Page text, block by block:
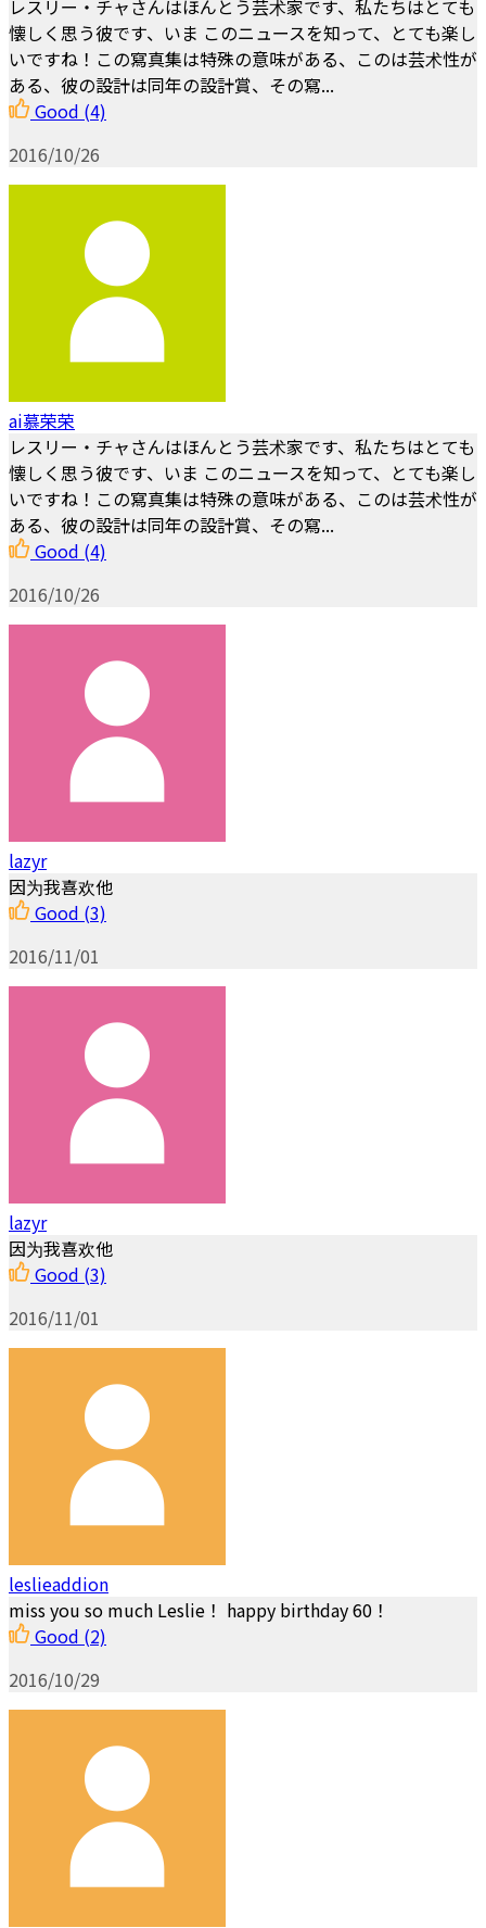
レスリー・チャさんはほんとう芸术家です、私たちはとても
懐しく思う彼です、いま このニュースを知って、とても楽し
いですね！この寫真集は特殊の意味がある、このは芸术性が
ある、彼の設計は同年の設計賞、その寫...
Good (4)
2016/10/26
ai慕荣荣
レスリー・チャさんはほんとう芸术家です、私たちはとても
懐しく思う彼です、いま このニュースを知って、とても楽し
いですね！この寫真集は特殊の意味がある、このは芸术性が
ある、彼の設計は同年の設計賞、その寫...
Good (4)
2016/10/26
lazyr
因为我喜欢他
Good (3)
2016/11/01
lazyr
因为我喜欢他
Good (3)
2016/11/01
leslieaddion
miss you so much Leslie！ happy birthday 60！
Good (2)
2016/10/29